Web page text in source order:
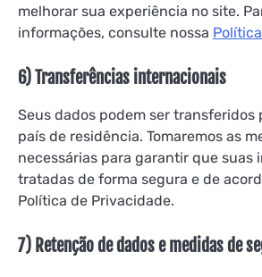
melhorar sua experiência no site.
informações, consulte nossa
6) Transferências internacionais
Seus dados podem ser transferidos
país de residência. Tomaremos as
necessárias para garantir que suas
tratadas de forma segura e de
Política de Privacidade.
7) Retenção de dados e medidas de